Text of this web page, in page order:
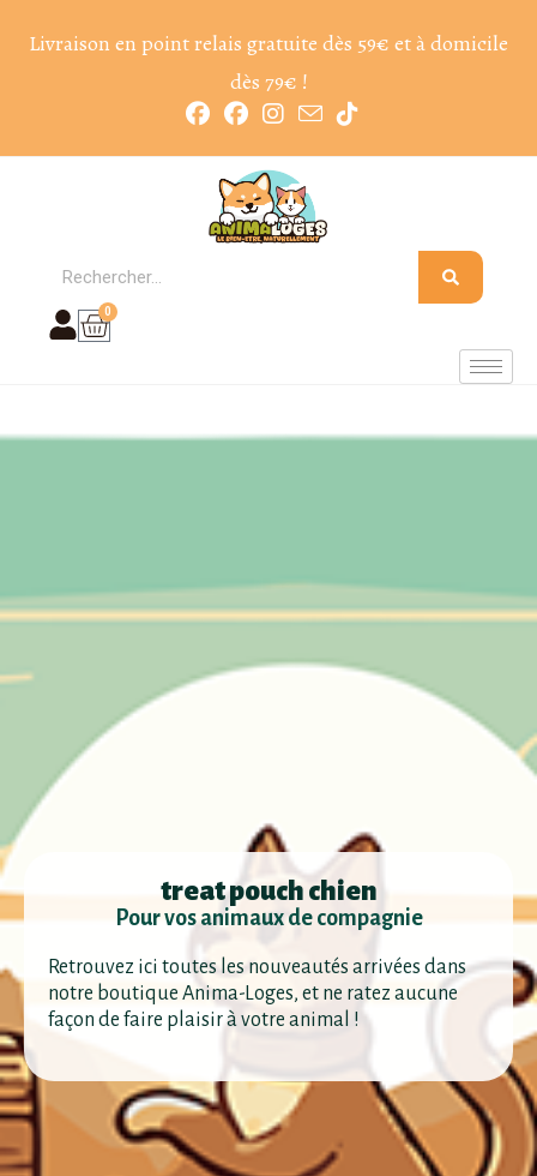
Livraison en point relais gratuite dès 59€ et à domicile
dès 79€ !
0
treat pouch chien
Pour vos animaux de compagnie
Retrouvez ici toutes les nouveautés arrivées dans
notre boutique Anima-Loges, et ne ratez aucune
façon de faire plaisir à votre animal !